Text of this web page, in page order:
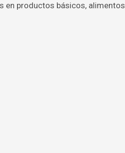
en productos básicos, alimentos